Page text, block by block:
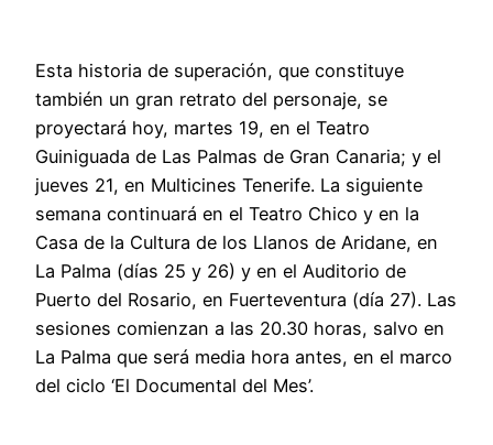
Esta historia de superación, que constituye
también un gran retrato del personaje, se
proyectará hoy, martes 19, en el Teatro
Guiniguada de Las Palmas de Gran Canaria; y el
jueves 21, en Multicines Tenerife. La siguiente
semana continuará en el Teatro Chico y en la
Casa de la Cultura de los Llanos de Aridane, en
La Palma (días 25 y 26) y en el Auditorio de
Puerto del Rosario, en Fuerteventura (día 27). Las
sesiones comienzan a las 20.30 horas, salvo en
La Palma que será media hora antes, en el marco
del ciclo ‘El Documental del Mes’.